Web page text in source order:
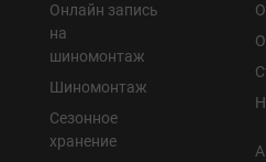
Онлайн запись
на
шиномонтаж
Шиномонтаж
Сезонное
хранение
Петропавловск
Семей
Талдыкорган